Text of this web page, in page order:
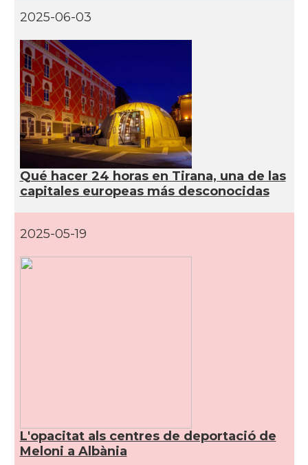
2025-06-03
Qué hacer 24 horas en Tirana, una de las
capitales europeas más desconocidas
2025-05-19
L'opacitat als centres de deportació de
Meloni a Albània